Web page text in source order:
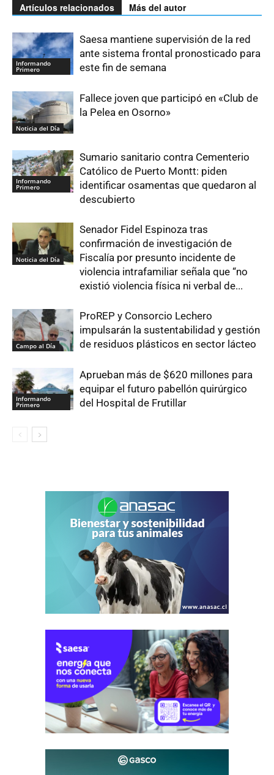
Artículos relacionados Más del autor
Informando
Primero
Saesa mantiene supervisión de la red
ante sistema frontal pronosticado para
este fin de semana
Noticia del Día
Fallece joven que participó en «Club de
la Pelea en Osorno»
Informando
Primero
Sumario sanitario contra Cementerio
Católico de Puerto Montt: piden
identificar osamentas que quedaron al
descubierto
Noticia del Día
Senador Fidel Espinoza tras
confirmación de investigación de
Fiscalía por presunto incidente de
violencia intrafamiliar señala que “no
existió violencia física ni verbal de...
Campo al Día
ProREP y Consorcio Lechero
impulsarán la sustentabilidad y gestión
de residuos plásticos en sector lácteo
Informando
Primero
Aprueban más de $620 millones para
equipar el futuro pabellón quirúrgico
del Hospital de Frutillar